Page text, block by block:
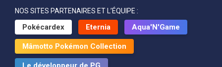
NOS SITES PARTENAIRES ET L’ÉQUIPE :
Pokécardex Eternia Aqua'N'Game
Mâmotto Pokémon Collection